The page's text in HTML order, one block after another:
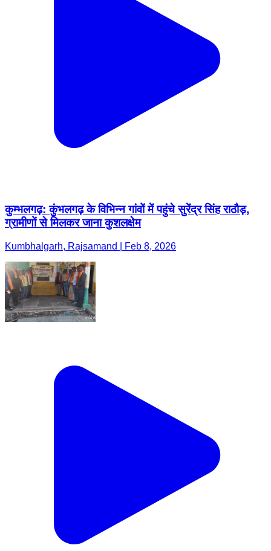
कुम्भलगढ़: कुंभलगढ़ के विभिन्न गांवों में पहुंचे सुरेंद्र सिंह राठौड़,
ग्रामीणों से मिलकर जाना कुशलक्षेम
Kumbhalgarh, Rajsamand | Feb 8, 2026